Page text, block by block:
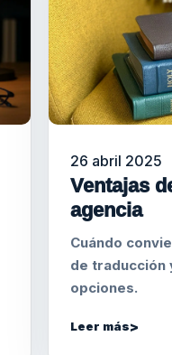
26 abril 2025
Ventajas
agencia
Cuándo
de traducción
opciones.
Leer más